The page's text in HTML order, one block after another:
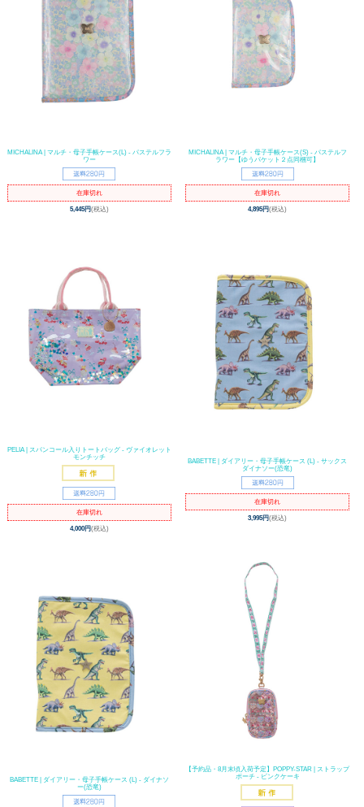
MICHALINA | マルチ・母子手帳ケース(L) - パステルフラ
ワー
在庫切れ
5,445円(税込)
MICHALINA | マルチ・母子手帳ケース(S) - パステルフ
ラワー【ゆうパケット２点同梱可】
在庫切れ
4,895円(税込)
PELIA | スパンコール入りトートバッグ - ヴァイオレット
モンチッチ
在庫切れ
4,000円(税込)
BABETTE | ダイアリー・母子手帳ケース (L) - サックス
ダイナソー(恐竜)
在庫切れ
3,995円(税込)
BABETTE | ダイアリー・母子手帳ケース (L) - ダイナソ
ー(恐竜)
【予約品・8月末頃入荷予定】POPPY-STAR | ストラップ
ポーチ - ピンクケーキ